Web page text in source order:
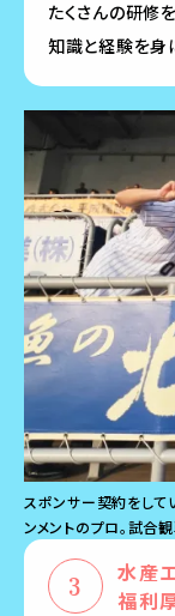
たくさんの研修
知識と経験を身
スポンサー契約をして
ンメントのプロ。試合
水産
福利